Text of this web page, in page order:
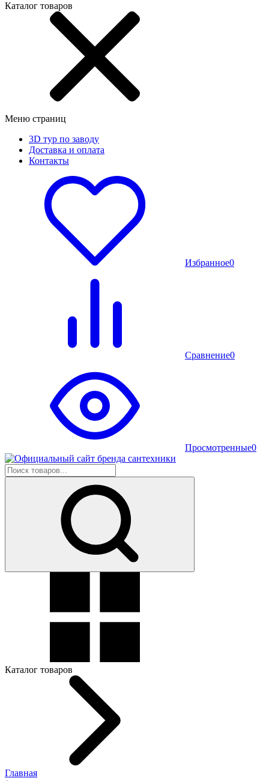
Каталог товаров
Меню страниц
3D тур по заводу
Доставка и оплата
Контакты
Избранное0
Сравнение0
Просмотренные0
Каталог товаров
Главная